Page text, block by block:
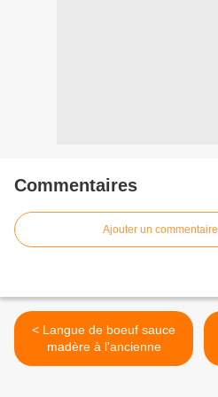
Commentaires
Ajouter un commentaire
< Langue de boeuf sauce
madère à l'ancienne